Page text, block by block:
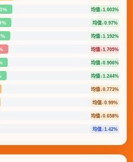
均值↓1.003%
均值↓0.97%
均值↓1.192%
均值↓1.705%
均值↓0.906%
均值↓1.244%
均值↓0.773%
均值↓0.99%
均值↓0.658%
均值↓1.42%